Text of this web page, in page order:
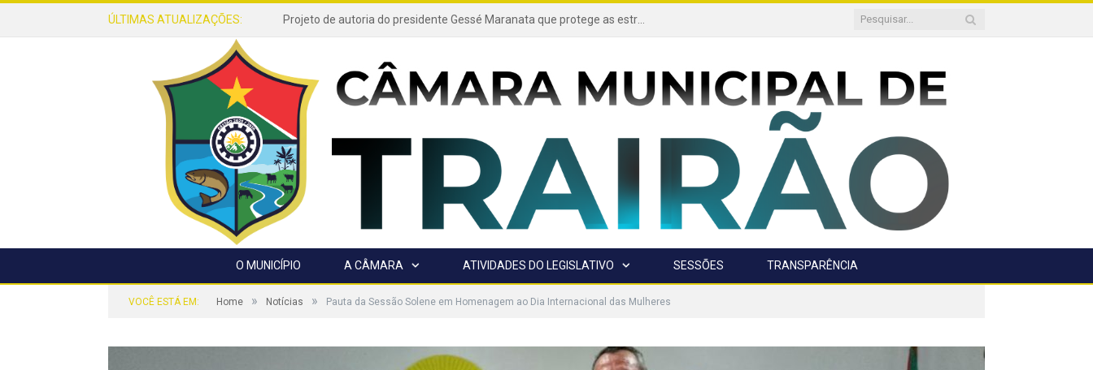
ÚLTIMAS ATUALIZAÇÕES: Projeto de autoria do presidente Gessé Maranata que protege as estradas vicinais de Trairão é transformado em lei
O MUNICÍPIO A CÂMARA ATIVIDADES DO LEGISLATIVO SESSÕES TRANSPARÊNCIA
VOCÊ ESTÁ EM: Home » Notícias » Pauta da Sessão Solene em Homenagem ao Dia Internacional das Mulheres